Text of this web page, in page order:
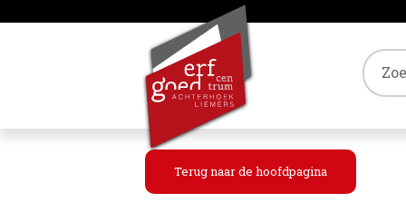
Terug naar de hoofdpagina